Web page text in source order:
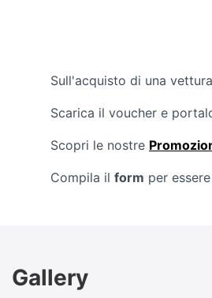
Sull'acquisto di una
Scarica il voucher e
Scopri le nostre
Compila il form per
Gallery